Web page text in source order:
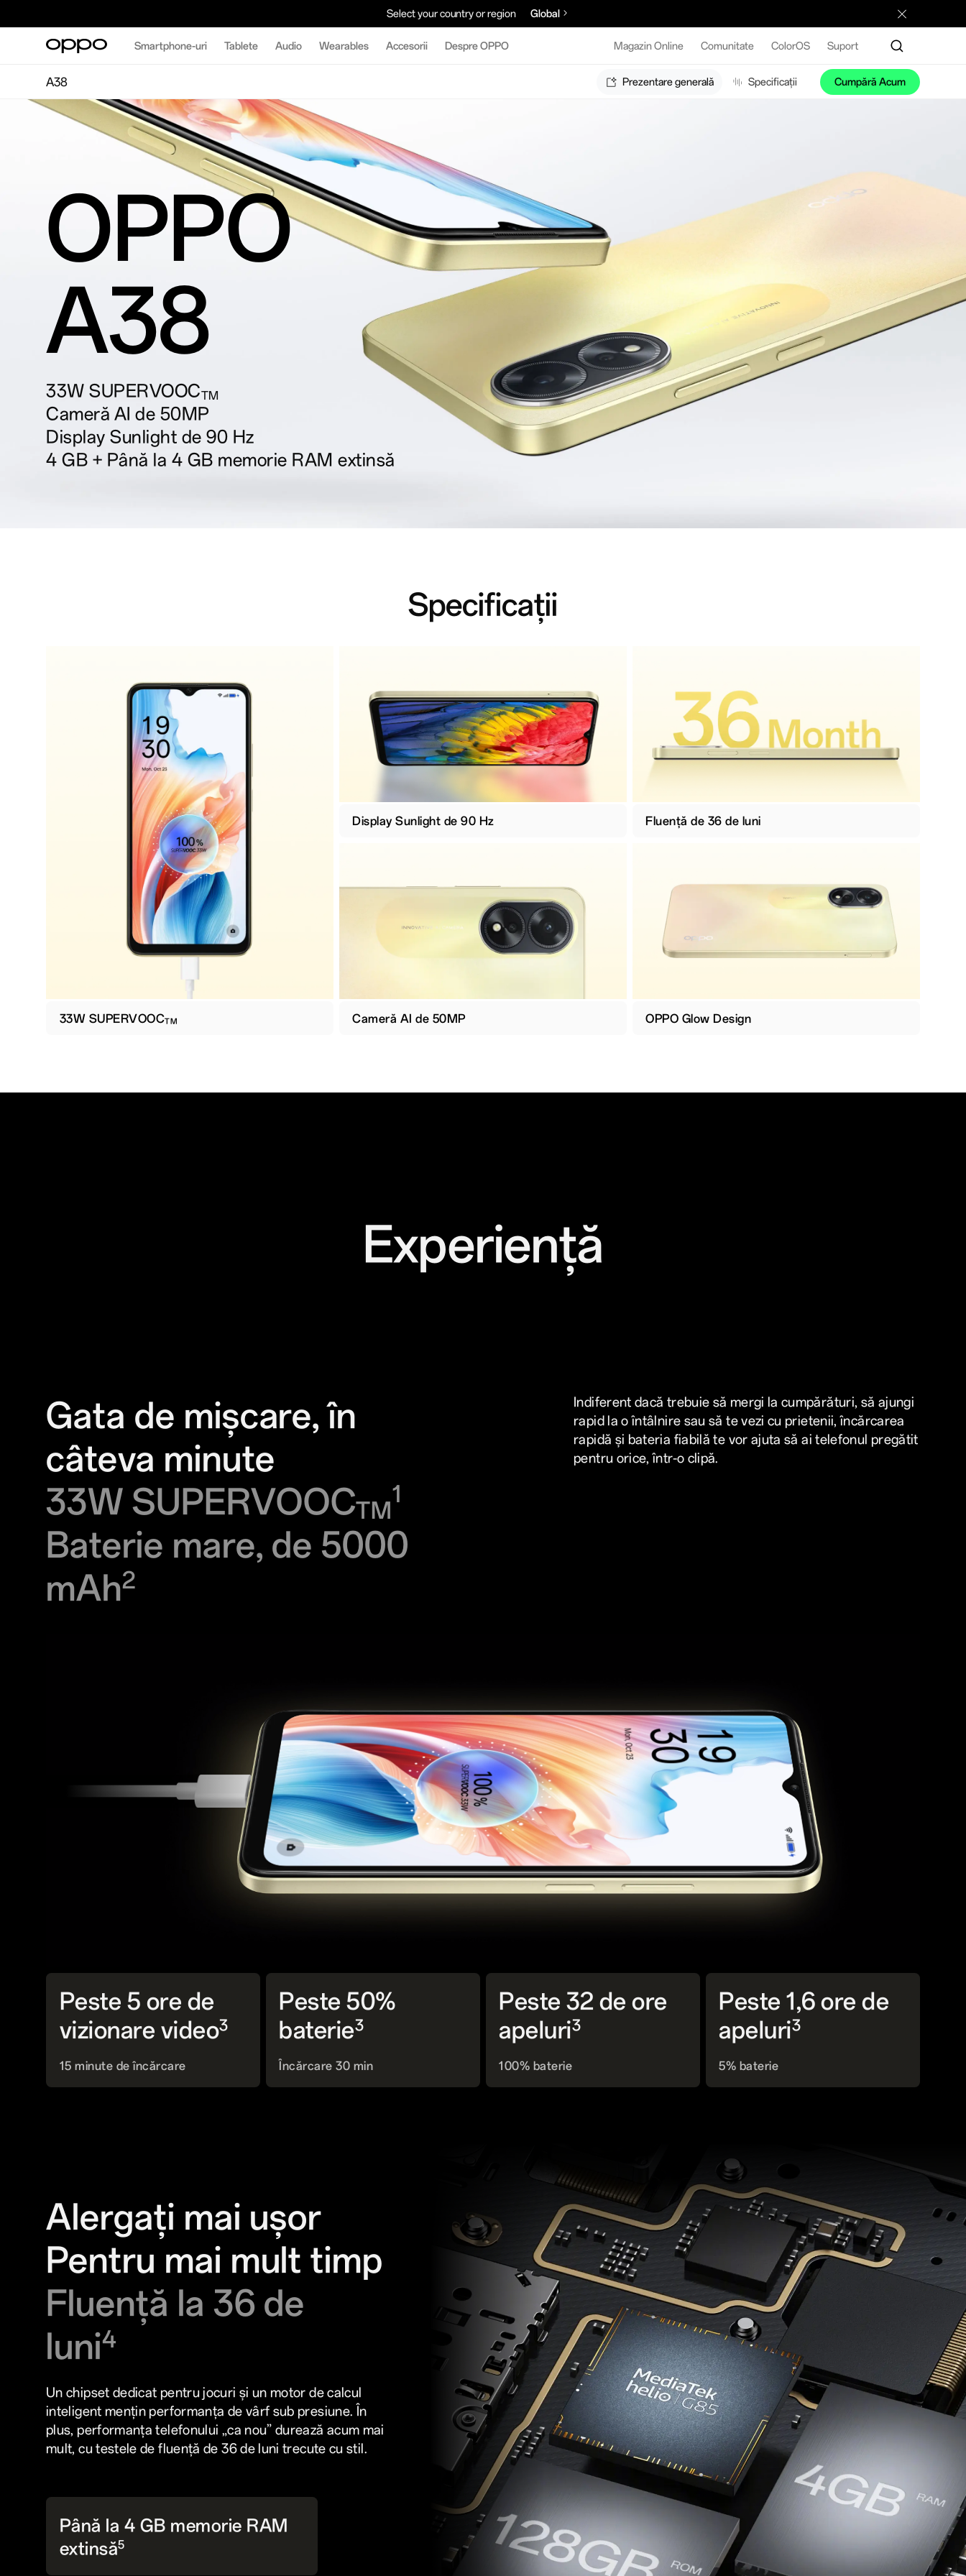
Select your country or region Global
Smartphone-uri Tablete Audio Wearables Accesorii Despre OPPO Magazin Online Comunitate ColorOS Suport
A38 Prezentare generală Specificații Cumpără Acum
OPPO
A38
33W SUPERVOOCTM
Cameră AI de 50MP
Display Sunlight de 90 Hz
4 GB + Până la 4 GB memorie RAM extinsă
Specificații
33W SUPERVOOCTM
Display Sunlight de 90 Hz Fluență de 36 de luni
Cameră AI de 50MP OPPO Glow Design
Experiență
Gata de mișcare, în
câteva minute
33W SUPERVOOCTM
1
Baterie mare, de 5000
mAh2
Indiferent dacă trebuie să mergi la cumpărături, să ajungi
rapid la o întâlnire sau să te vezi cu prietenii, încărcarea
rapidă și bateria fiabilă te vor ajuta să ai telefonul pregătit
pentru orice, într-o clipă.
Peste 5 ore de
vizionare video3
15 minute de încărcare
Peste 50%
baterie3
Încărcare 30 min
Peste 32 de ore
apeluri3
100% baterie
Peste 1,6 ore de
apeluri3
5% baterie
Alergați mai ușor
Pentru mai mult timp
Fluență la 36 de
luni4
Un chipset dedicat pentru jocuri și un motor de calcul
inteligent mențin performanța de vârf sub presiune. În
plus, performanța telefonului „ca nou” durează acum mai
mult, cu testele de fluență de 36 de luni trecute cu stil.
Până la 4 GB memorie RAM
extinsă5